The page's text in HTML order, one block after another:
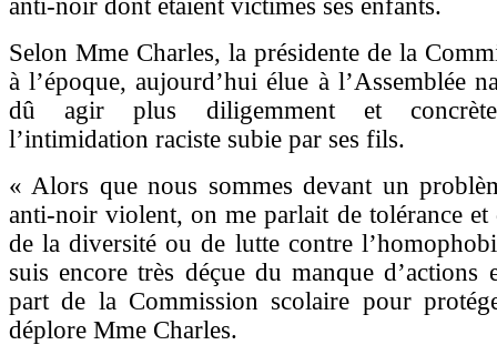
anti-noir dont étaient victimes ses enfants.
Selon Mme Charles, la présidente de la
à l’époque, aujourd’hui élue à l’Assemblée
dû agir plus diligemment et
l’intimidation raciste subie par ses fils.
« Alors que nous sommes devant un
anti-noir violent, on me parlait de tolérance et
de la diversité ou de lutte contre
suis encore très déçue du manque d’actions
part de la Commission scolaire pour
déplore Mme Charles.